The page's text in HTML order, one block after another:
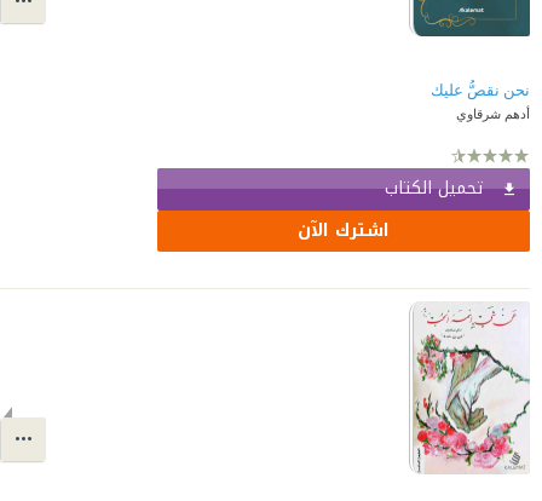
نحن نقصُّ عليك
أدهم شرقاوي
تحميل الكتاب
اشترك الآن